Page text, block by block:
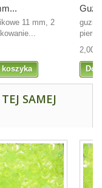
11 mm, 2
koszyka
guzik
2,00
SAMEJ